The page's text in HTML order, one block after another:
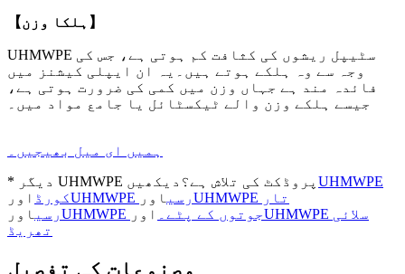
【ہلکا وزن】
UHMWPE سٹیپل ریشوں کی کثافت کم ہوتی ہے، جس کی
وجہ سے وہ ہلکے ہوتے ہیں۔یہ ان ایپلی کیشنز میں
فائدہ مند ہے جہاں وزن میں کمی کی ضرورت ہوتی ہے،
جیسے ہلکے وزن والے ٹیکسٹائل یا جامع مواد میں۔
ہمیں ای میل بھیجیں۔
* دیگر UHMWPE پروڈکٹ کی تلاش ہے؟دیکھیں UHMWPE
کورڈ اور UHMWPE رسی اور
UHMWPE تار
رسی اور UHMWPE جوتوں کے پٹے۔ اور
UHMWPE سلائی
تھریڈ
مصنوعات کی تفصیل